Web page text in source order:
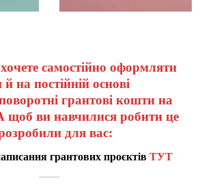
самостійно оформляти
на постійній основі
грантові кошти на
щоб ви навчилися робити це
для вас:
грантових проєктівТУТ